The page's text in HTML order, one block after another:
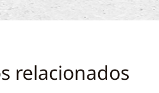
relacionados